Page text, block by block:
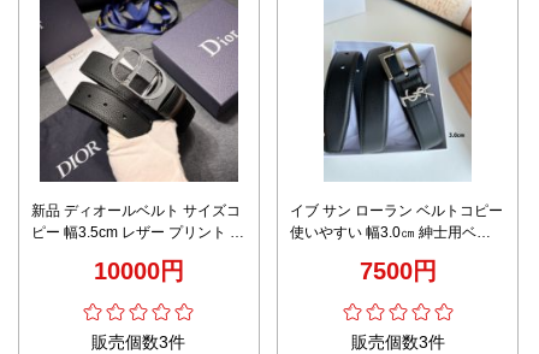
新品 ディオールベルト サイズコ
ピー 幅3.5cm レザー プリント メ
10000円
販売個数3件
イブ サン ローラン ベルトコピー
使いやすい 幅3.0㎝ 紳士用ベル
クル レディース ブラック
7500円
販売個数3件